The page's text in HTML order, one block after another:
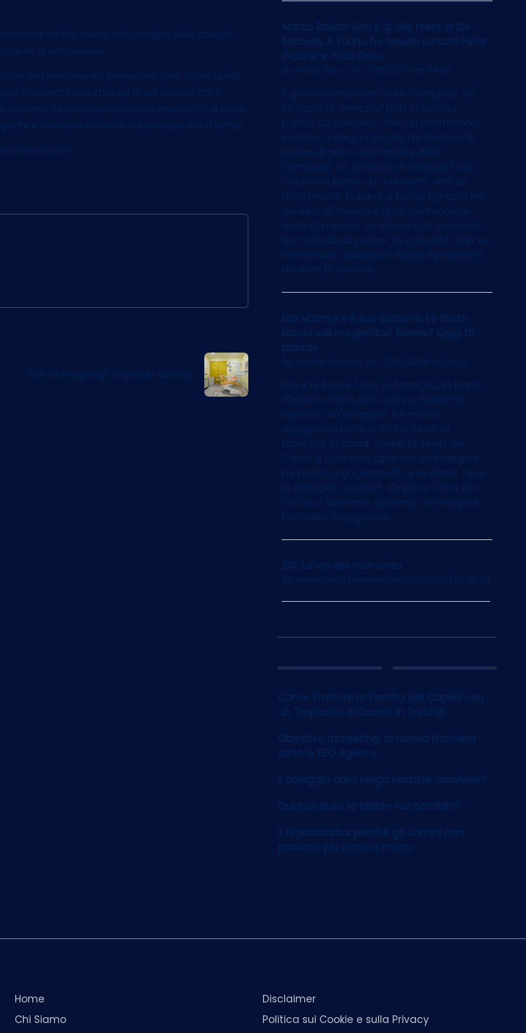
ed allo stesso tempo rigido delle cowgirl,
ai loro desideri.
doti seduttive ed ammalianti, cosi’ come quello
all’aspetto seduttivo ed al sex appeal. Chi si
costume da principessa indiana, mentre chi si sente
e maliziosa ballerina di burlesque d’altri tempi.
costumi.
Nel dettaglio gli impianti dentali
Marco Balich: «Ero il dj alle feste di De
Michelis. A Torino ho tenuto lontani Peter
Gabriel e Yoko Ono»
by Elvira Serra on 13/05/2024 at 06:05
Il gran cerimoniere delle Olimpiadi: «Io
sindaco di Venezia? Non chiudo la
porta». La curiosità: «Per un matrimonio
indiano a Borgo Egnazia mi diedero 18
milioni»Il gran cerimoniere delle
Olimpiadi: «Io sindaco di Venezia? Non
chiudo la porta». La curiosità: «Per un
matrimonio indiano a Borgo Egnazia mi
diedero 18 milioni»Il gran cerimoniere
delle Olimpiadi: «Io sindaco di Venezia?
Non chiudo la porta». La curiosità: «Per un
matrimonio indiano a Borgo Egnazia mi
diedero 18 milioni»
Elio: «Dante e il suo autismo. Lo Stato
lascia soli noi genitori. Ridere? Oggi fa
paura»
by Walter Veltronion 13/05/2024 at 06:03
Elio e le Storie Tese, la famiglia, la band.
«Dopo la Terra dei Cachi a Sanremo
aprirono un'indagine. Fui molto
orgoglioso»Elio e le Storie Tese, la
famiglia, la band. «Dopo la Terra dei
Cachi a Sanremo aprirono un'indagine.
Fui molto orgoglioso»Elio e le Storie Tese,
la famiglia, la band. «Dopo la Terra dei
Cachi a Sanremo aprirono un'indagine.
Fui molto orgoglioso»
201. La via del tramonto
by Alessandro Davenia on 13/05/2024 at 06:03
12
Come Trattare la Perdita dei Capelli con
un Trapianto di Capelli in Turchia
Obiettivo marketing: la nuova frontiera
sono le SEO Agency
Il noleggio auto lungo termine conviene?
Quanto dura la febbre nei bambini?
Il regolabarba: perché gli uomini non
possono più farne a meno
Home
Chi Siamo
Disclaimer
Politica sui Cookie e sulla Privacy